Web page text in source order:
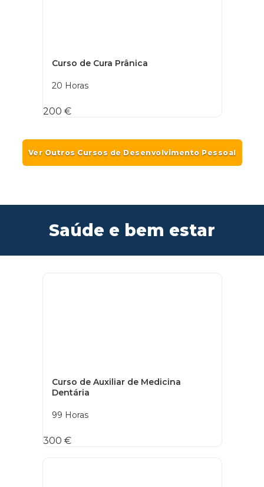
Curso de Cura Prânica
20 Horas
200 €
Ver Outros Cursos de Desenvolvimento Pessoal
Saúde e bem estar
Curso de Auxiliar de Medicina
Dentária
99 Horas
300 €